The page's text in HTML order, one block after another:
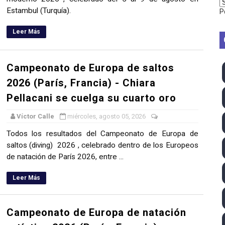
Lando Norris consigue en Hungría su primera victoria
- Estados Unidos campeón dejando a España a las
de Ticktum y de Vries en Tokyo, con doble podio
- Minnesota Vixen consigue su ansiado primer título de
moderno 2026 (Estambul, Turquía)
Estambul (Turquía).
Leer Más
Campeonato de Europa de saltos
2026 (París, Francia) - Chiara
Pellacani se cuelga su cuarto oro
Víctor Calle miércoles, agosto 05, 2026
Todos los resultados del Campeonato de Europa de
saltos (diving) 2026 , celebrado dentro de los Europeos
de natación de París 2026, entre ...
Leer Más
Campeonato de Europa de natación